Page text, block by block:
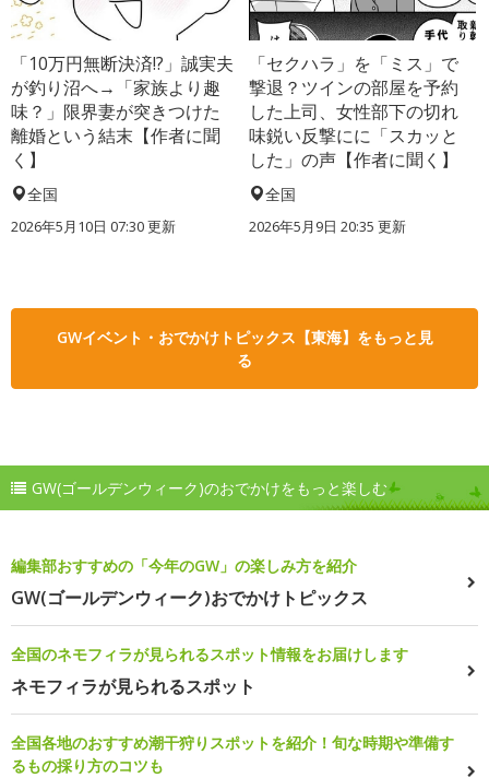
「10万円無断決済!?」誠実夫
が釣り沼へ→「家族より趣
味？」限界妻が突きつけた
離婚という結末【作者に聞
く】
全国
2026年5月10日 07:30 更新
「セクハラ」を「ミス」で
撃退？ツインの部屋を予約
した上司、女性部下の切れ
味鋭い反撃にに「スカッと
した」の声【作者に聞く】
全国
2026年5月9日 20:35 更新
GWイベント・おでかけトピックス【東海】をもっと見
る
GW(ゴールデンウィーク)のおでかけをもっと楽しむ
編集部おすすめの「今年のGW」の楽しみ方を紹介
GW(ゴールデンウィーク)おでかけトピックス
全国のネモフィラが見られるスポット情報をお届けします
ネモフィラが見られるスポット
全国各地のおすすめ潮干狩りスポットを紹介！旬な時期や準備す
るもの採り方のコツも